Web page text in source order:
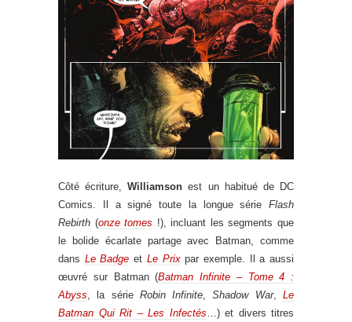
Côté écriture,Williamson est un habitué de DC
Comics. Il a signé toute la longue série Flash
Rebirth (onze tomes !), incluant les segments que
le bolide écarlate partage avec Batman, comme
dans Le Badge et Le Prixpar exemple. Il a aussi
œuvré sur Batman (Batman Infinite – Tome 4 :
Abyss , la série Robin Infinite ,Shadow War,Le
Batman Qui Rit – Les Infectés …) et divers titres